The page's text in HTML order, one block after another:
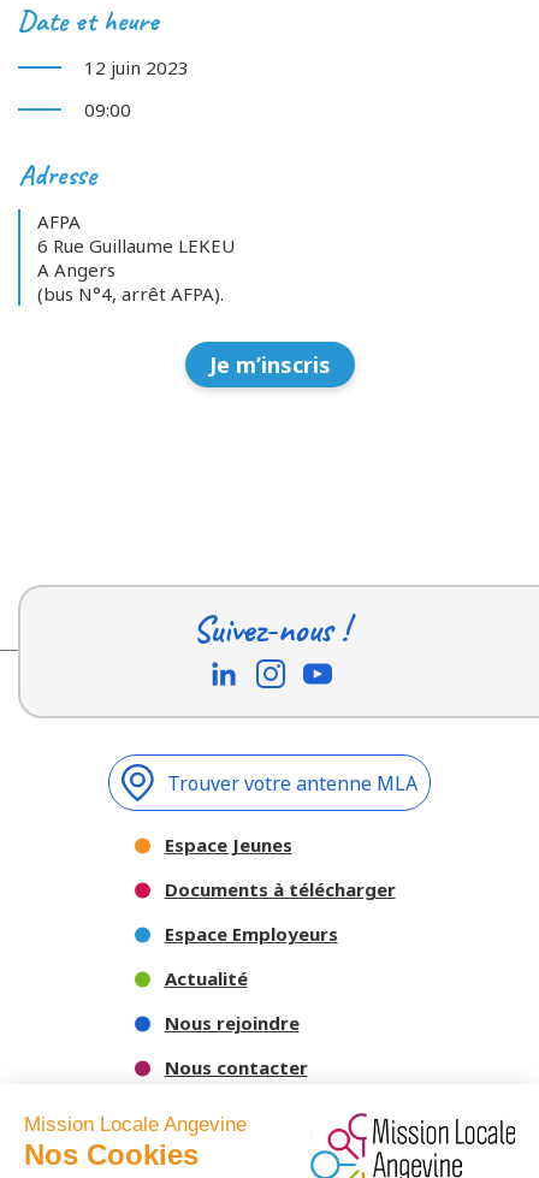
Date et heure
12 juin 2023
09:00
Adresse
AFPA
6 Rue Guillaume LEKEU
A Angers
(bus N°4, arrêt AFPA).
Je m’inscris
Suivez-nous !
Trouver votre antenne MLA
Espace Jeunes
Documents à télécharger
Espace Employeurs
Actualité
Nous rejoindre
Nous contacter
Mission Locale Angevine
Nos Cookies